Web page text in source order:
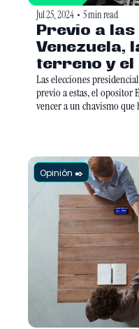
Jul 25, 2024 • 5 min read
Previo a
Venezuela,
terreno y el
Las elecciones
previo a estas, el opositor
vencer a un chavismo
Opinión ✒️